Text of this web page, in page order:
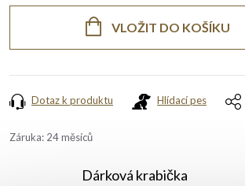
VLOŽIT DO KOŠÍKU
Dotaz k produktu Hlídací pes
Záruka: 24 měsíců
Dárková krabička